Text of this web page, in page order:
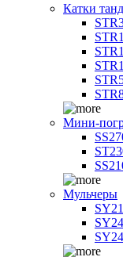
Катки
Мини-
Мульчеры